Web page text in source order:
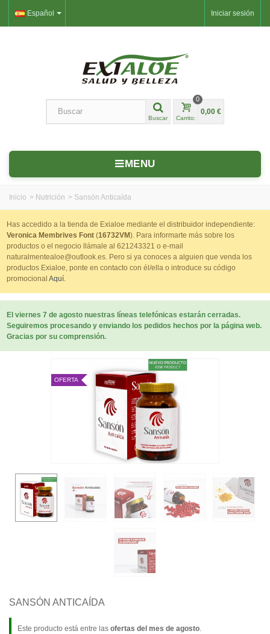
Iniciar sesión
Español
Buscar Carrito:
0
0,00 €
MENU
Inicio > Nutrición > Sansón Anticaída
Has accedido a la tienda de Exialoe mediante el distribuidor independiente:
Veronica Membrives Font (16732VM). Para informarte más sobre los
productos o el negocio llámale al 621243321 o e-mail
naturalmentealoe@outlook.es. Pero si ya conoces a alguien que venda los
productos Exialoe, ponte en contacto con él/ella o introduce su código
promocional Aquí.
El viernes 7 de agosto nuestras líneas telefónicas estarán cerradas.
Seguiremos procesando y enviando los pedidos hechos por la página web.
Gracias por su comprensión.
OFERTA
SANSÓN ANTICAÍDA
Este producto está entre las ofertas del mes de agosto.